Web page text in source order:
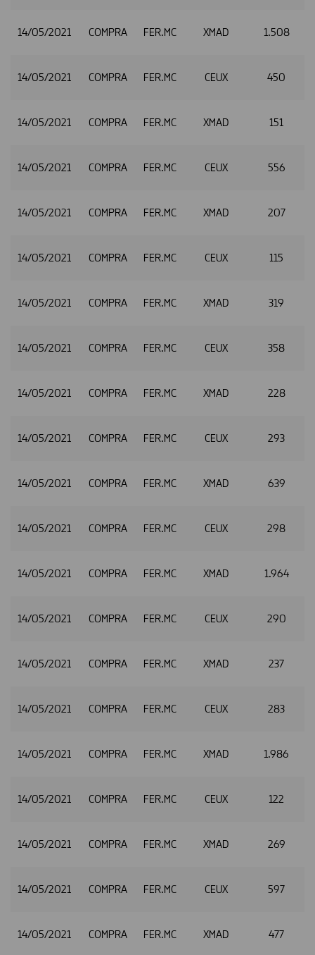
14/05/2021 COMPRA FER.MC XMAD 1.508
14/05/2021 COMPRA FER.MC CEUX 450
14/05/2021 COMPRA FER.MC XMAD 151
14/05/2021 COMPRA FER.MC CEUX 556
14/05/2021 COMPRA FER.MC XMAD 207
14/05/2021 COMPRA FER.MC CEUX 115
14/05/2021 COMPRA FER.MC XMAD 319
14/05/2021 COMPRA FER.MC CEUX 358
14/05/2021 COMPRA FER.MC XMAD 228
14/05/2021 COMPRA FER.MC CEUX 293
14/05/2021 COMPRA FER.MC XMAD 639
14/05/2021 COMPRA FER.MC CEUX 298
14/05/2021 COMPRA FER.MC XMAD 1.964
14/05/2021 COMPRA FER.MC CEUX 290
14/05/2021 COMPRA FER.MC XMAD 237
14/05/2021 COMPRA FER.MC CEUX 283
14/05/2021 COMPRA FER.MC XMAD 1.986
14/05/2021 COMPRA FER.MC CEUX 122
14/05/2021 COMPRA FER.MC XMAD 269
14/05/2021 COMPRA FER.MC CEUX 597
14/05/2021 COMPRA FER.MC XMAD 477